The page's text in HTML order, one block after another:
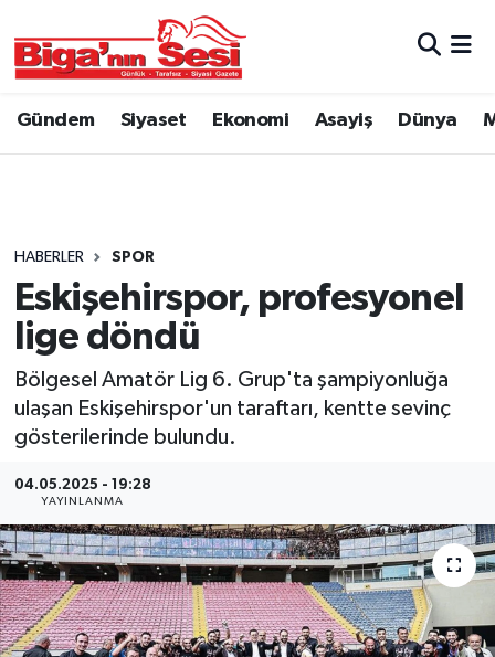
Gündem Siyaset Ekonomi Asayiş Dünya
HABERLER SPOR
Eskişehirspor, profesyonel
lige döndü
Bölgesel Amatör Lig 6. Grup'ta şampiyonluğa
ulaşan Eskişehirspor'un taraftarı, kentte sevinç
gösterilerinde bulundu.
04.05.2025 - 19:28
YAYINLANMA
Asayiş
Belediye
Dünya
Ekonomi
Genel
Gündem
Hava Durumu
İlan
Çanakkale Hava Durumu
Tüm Manşetler
Son Dakika Haberleri